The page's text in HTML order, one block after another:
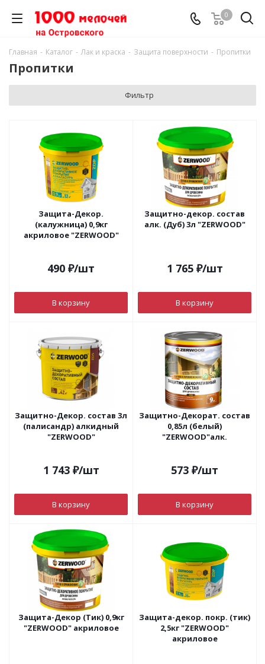
0
Главная - Каталог - Лак и краска - Защита поверхности - Пропитки
Пропитки
Фильтр
Защита-Декор.
(калужница) 0,9кг
акриловое "ZERWOOD"
490 ₽/шт
В корзину
Защитно-декор. состав
алк. (Дуб) 3л "ZERWOOD"
1 765₽/шт
В корзину
Защитно-Декор. состав 3л
(палисандр) алкидный
"ZERWOOD"
1 743₽/шт
В корзину
Защитно-Декорат. состав
0,85л (белый)
"ZERWOOD"алк.
573 ₽/шт
В корзину
Защита-Декор (Тик) 0,9кг
"ZERWOOD" акриловое
Защита-декор. покр. (тик)
2,5кг "ZERWOOD"
акриловое